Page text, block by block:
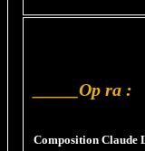
_____Op ra :
Composition Claude